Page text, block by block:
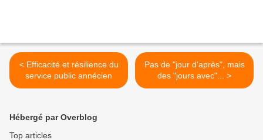
< Efficacité et résilience du
service public annécien
Pas de "jour d'après", mais
des "jours avec"... >
Hébergé par Overblog
Top articles